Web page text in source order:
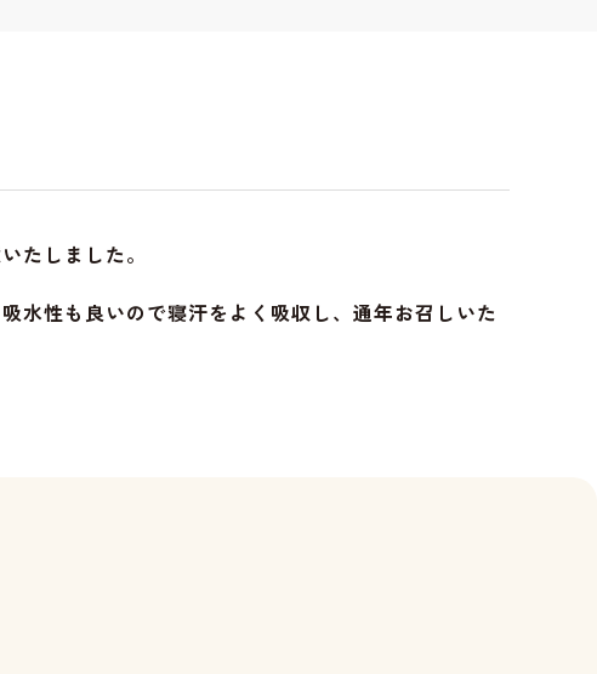
たしました。
水性も良いので寝汗をよく吸収し、通年お召しいた